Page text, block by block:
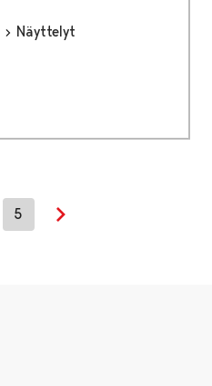
Näyttelyt
5